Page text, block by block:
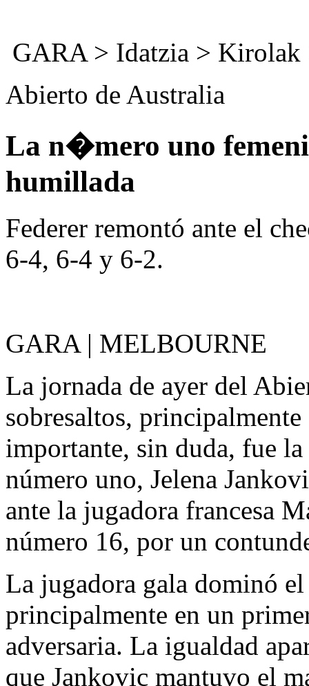
GARA> Idatzia >
Abierto de Australia
La n�mero uno
humillada
Federer remontó ante el
6-4, 6-4 y 6-2.
GARA | MELBOURNE
La jornada de ayer del
sobresaltos,
importante, sin duda, fue
número uno, Jelena
ante la jugadora francesa
número 16, por un
La jugadora gala dominó
principalmente en un
adversaria. La igualdad
que Jankovic mantuvo el